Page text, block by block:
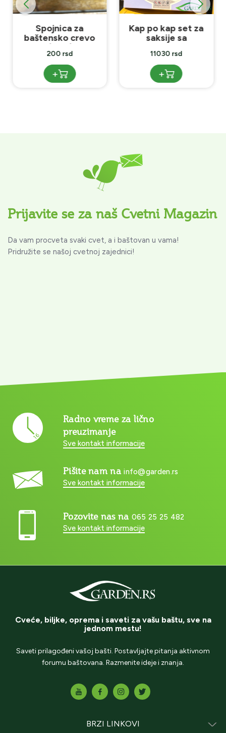
Spojnica za
baštensko crevo
3/4x3/4
200 rsd
+
Kap po kap set za
saksije sa
11030 rsd
+
Prijavite se za naš Cvetni Magazin
Da vam procveta svaki cvet, a i baštovan u vama!
Pridružite se našoj cvetnoj zajednici!
Radno vreme za lično
preuzimanje
Sve kontakt informacije
Pišite nam nainfo@garden.rs
Sve kontakt informacije
Pozovite nas na 065 25 25 482
Sve kontakt informacije
Cveće, biljke, oprema i saveti za vašu baštu, sve na
jednom mestu!
Saveti prilagođeni vašoj bašti. Postavljajte pitanja aktivnom
forumu baštovana. Razmenite ideje i znanja.
BRZI LINKOVI